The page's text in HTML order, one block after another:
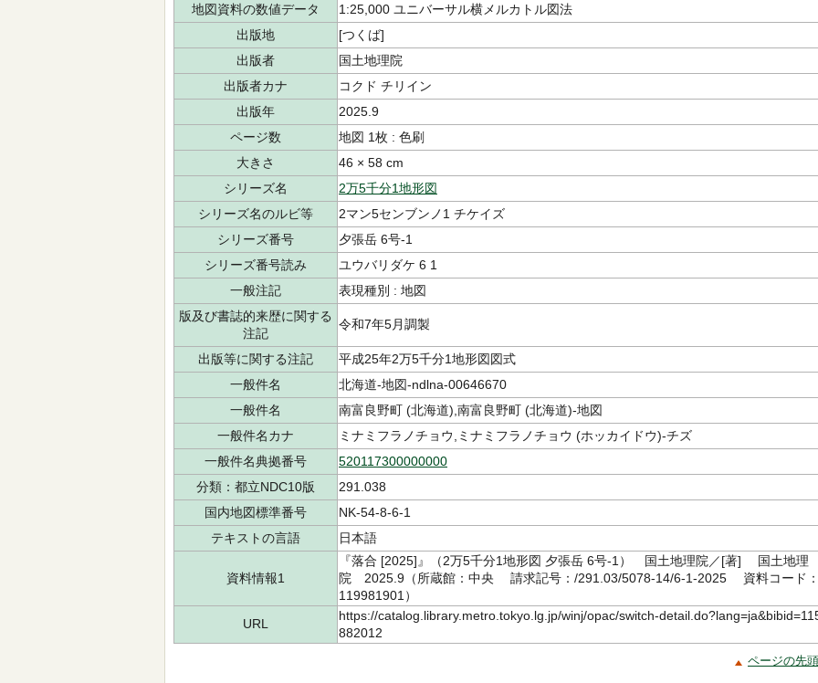
地図資料の数値データ
1:25,000 ユニバーサル横メルカトル図法
出版地
[つくば]
出版者
国土地理院
出版者カナ
コクド チリイン
出版年
2025.9
ページ数
地図 1枚 : 色刷
大きさ
46 × 58 cm
シリーズ名
2万5千分1地形図
シリーズ名のルビ等
2マン5センブンノ1 チケイズ
シリーズ番号
夕張岳 6号-1
シリーズ番号読み
ユウバリダケ 6 1
一般注記
表現種別 : 地図
版及び書誌的来歴に関する
注記
令和7年5月調製
出版等に関する注記
平成25年2万5千分1地形図図式
一般件名
北海道-地図-ndlna-00646670
一般件名
南富良野町 (北海道),南富良野町 (北海道)-地図
一般件名カナ
ミナミフラノチョウ,ミナミフラノチョウ (ホッカイドウ)-チズ
一般件名典拠番号
520117300000000
分類：都立NDC10版
291.038
国内地図標準番号
NK-54-8-6-1
テキストの言語
日本語
資料情報1
『落合 [2025]』（2万5千分1地形図 夕張岳 6号-1） 国土地理院／[著] 国土地理
院 2025.9（所蔵館：中央 請求記号：/291.03/5078-14/6-1-2025 資料コード
119981901）
URL
https://catalog.library.metro.tokyo.lg.jp/winj/opac/switch-
882012
ページの先